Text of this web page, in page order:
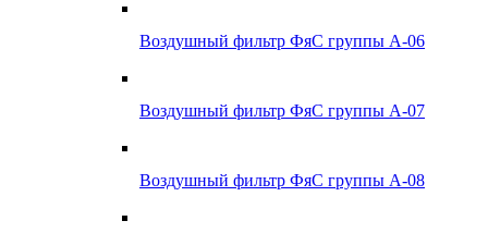
Воздушный фильтр ФяС группы А-06
Воздушный фильтр ФяС группы А-07
Воздушный фильтр ФяС группы А-08